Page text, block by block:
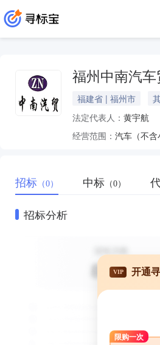
福州中南汽车
福建省 | 福州市
法定代表人： 黄宇航
经营范围：
招标 （0） 中标 （0）
招标分析
VIP 开通
限购一次